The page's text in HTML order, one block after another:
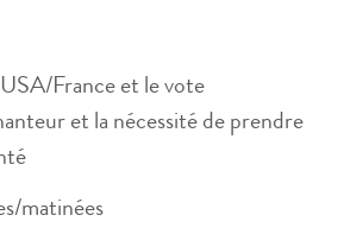
France et le vote
et la nécessité de prendre
matinées